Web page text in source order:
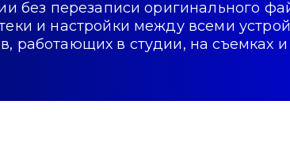
без перезаписи оригинального
и настройки между всеми
в студии, на съемках и